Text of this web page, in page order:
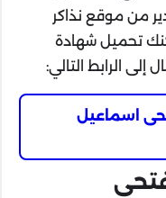
من موقع نذاكر
تحميل شهادة
إلى الرابط التالي:
اسماعيل